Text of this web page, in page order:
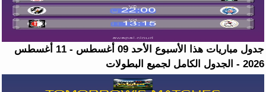
جدول مباريات هذا الأسبوع الأحد 09 أغسطس - 11 أغسطس
2026 - الجدول الكامل لجميع البطولات